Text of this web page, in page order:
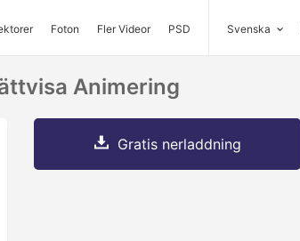
Foton Fler Videor PSD Svenska
Animering
Gratis nerladdning